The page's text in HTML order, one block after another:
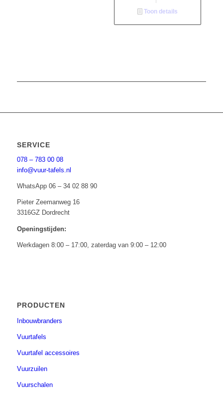
Toon details
SERVICE
078 – 783 00 08
info@vuur-tafels.nl
WhatsApp 06 – 34 02 88 90
Pieter Zeemanweg 16
3316GZ Dordrecht
Openingstijden:
Werkdagen 8:00 – 17:00, zaterdag van 9:00 – 12:00
PRODUCTEN
Inbouwbranders
Vuurtafels
Vuurtafel accessoires
Vuurzuilen
Vuurschalen